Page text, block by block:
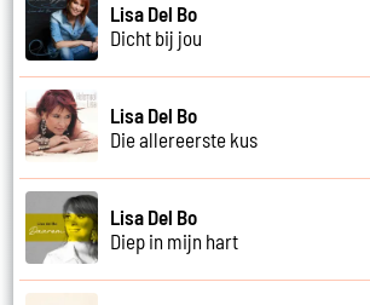
Lisa Del Bo
Dicht bij jou
Lisa Del Bo
Die allereerste kus
Lisa Del Bo
Diep in mijn hart